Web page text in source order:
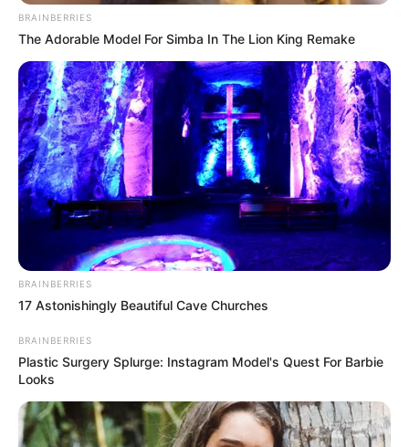
BRAINBERRIES
The Adorable Model For Simba In The Lion King Remake
BRAINBERRIES
17 Astonishingly Beautiful Cave Churches
BRAINBERRIES
Plastic Surgery Splurge: Instagram Model's Quest For Barbie
Looks